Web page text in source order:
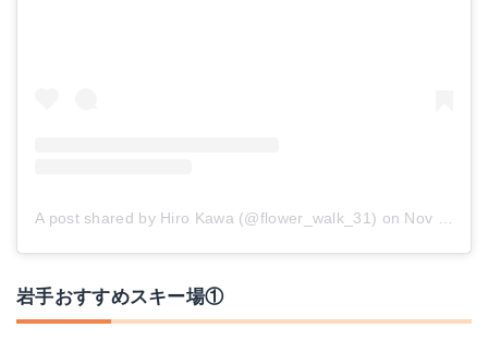
A post shared by Hiro Kawa (@flower_walk_31) on Nov 24, 2018 at 7:08pm PST
岩手おすすめスキー場①